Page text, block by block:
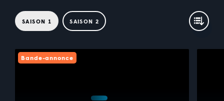
SAISON 1 SAISON 2
Bande-annonce